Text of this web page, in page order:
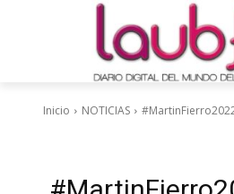
Inicio NOTICIAS